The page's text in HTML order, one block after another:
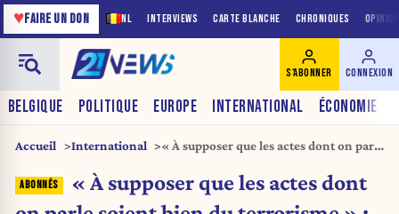
NL INTERVIEWS CARTE BLANCHE CHRONIQUES
♥FAIRE UN DON
BELGIQUE POLITIQUE EUROPE INTERNATIONAL ÉCONOMIE
S'ABONNER CONNEXION
Accueil International
« À supposer que les actes dont on parle
l'incroyable déclaration de Mélenchon
sur le 7-Octobre
« À supposer que les actes dont